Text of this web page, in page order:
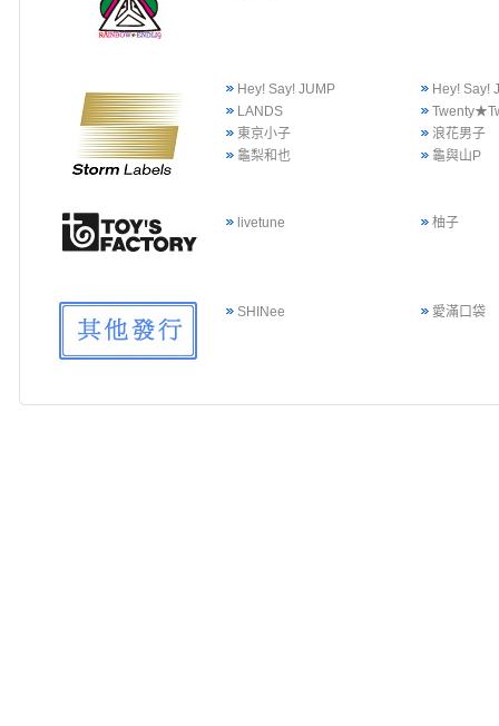
Hey! Say! JUMP
Hey! Say!
LANDS
東京小子
浪花男子
龜梨和也
龜與山P
livetune 柚子
SHINee 愛滿口袋